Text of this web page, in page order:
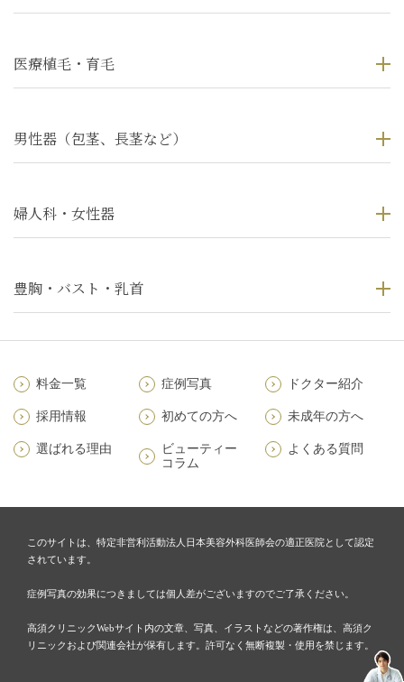
医療植毛・育毛
男性器（包茎、長茎など）
婦人科・女性器
豊胸・バスト・乳首
料金一覧 症例写真 ドクター紹介
採用情報 初めての方へ 未成年の方へ
選ばれる理由
ビューティー
コラム
よくある質問
このサイトは、特定非営利活動法人日本美容外科医師会の適正医院として認定
されています。
症例写真の効果につきましては個人差がございますのでご了承ください。
高須クリニックWebサイト内の文章、写真、イラストなどの著作権は、高須ク
リニックおよび関連会社が保有します。許可なく無断複製・使用を禁じます。